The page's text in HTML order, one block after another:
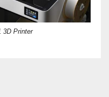
3D Printer